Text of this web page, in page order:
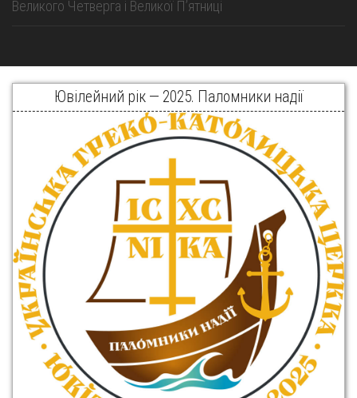
Великого Четверга і Великої Пʼятниці
Ювілейний рік — 2025. Паломники надії